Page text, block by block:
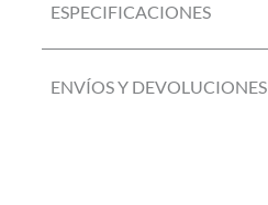
ESPECIFICACIONES
ENVÍOS Y DEVOLUCIONES